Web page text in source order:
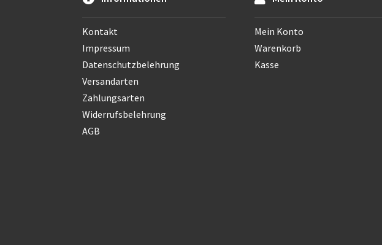
Kontakt
Impressum
Datenschutzbelehrung
Versandarten
Zahlungsarten
Widerrufsbelehrung
AGB
Mein Konto
Warenkorb
Kasse